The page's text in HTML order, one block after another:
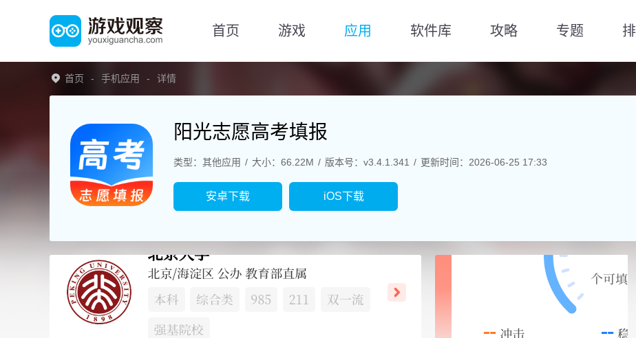
首页 游戏 应用 软件库 攻略 专题
首页 手机应用 详情
阳光志愿高考填报
类型：其他应用 大小：66.22M 版本号：v3.4.1.341 更新时间：2026-06-25 17:33
安卓下载 iOS下载